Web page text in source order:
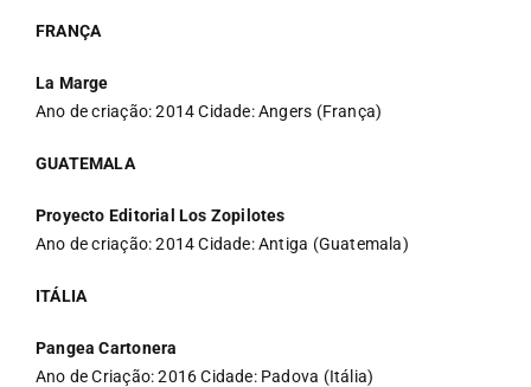
FRANÇA
La Marge
Ano de criação: 2014 Cidade: Angers (França)
GUATEMALA
Proyecto Editorial Los Zopilotes
Ano de criação: 2014 Cidade: Antiga (Guatemala)
ITÁLIA
Pangea Cartonera
Ano de Criação: 2016 Cidade: Padova (Itália)